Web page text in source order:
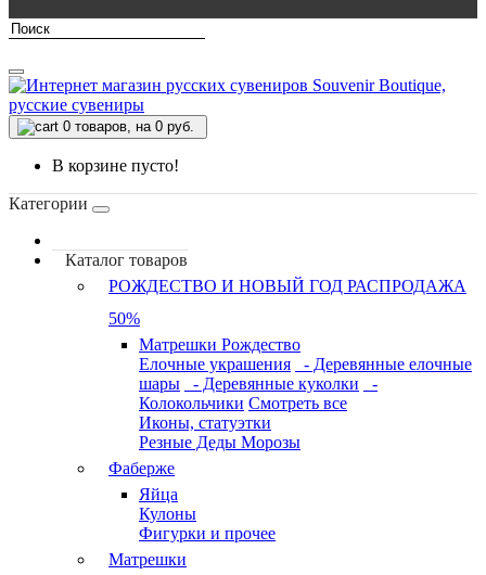
0 товаров, на 0 руб.
В корзине пусто!
Категории
Каталог товаров
РОЖДЕСТВО И НОВЫЙ ГОД РАСПРОДАЖА
50%
Матрешки Рождество
Елочные украшения
- Деревянные елочные
шары
- Деревянные куколки
-
Колокольчики Смотреть все
Иконы, статуэтки
Резные Деды Морозы
Фаберже
Яйца
Кулоны
Фигурки и прочее
Матрешки